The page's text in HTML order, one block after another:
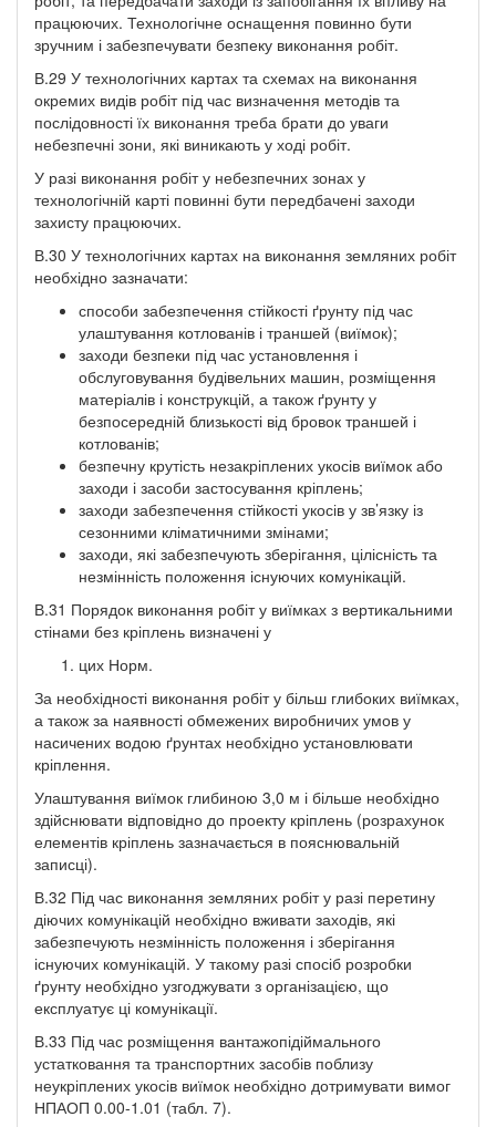
працюючих. Технологічне оснащення повинно бути
зручним і забезпечувати безпеку виконання робіт.
В.29 У технологічних картах та схемах на виконання
окремих видів робіт під час визначення методів та
послідовності їх виконання треба брати до уваги
небезпечні зони, які виникають у ході робіт.
У разі виконання робіт у небезпечних зонах у
технологічній карті повинні бути передбачені заходи
захисту працюючих.
В.30 У технологічних картах на виконання земляних робіт
необхідно зазначати:
способи забезпечення стійкості ґрунту під час
улаштування котлованів і траншей (виїмок);
заходи безпеки під час установлення і
обслуговування будівельних машин, розміщення
матеріалів і конструкцій, а також ґрунту у
безпосередній близькості від бровок траншей і
котлованів;
безпечну крутість незакріплених укосів виїмок або
заходи і засоби застосування кріплень;
заходи забезпечення стійкості укосів у зв’язку із
сезонними кліматичними змінами;
заходи, які забезпечують зберігання, цілісність та
незмінність положення існуючих комунікацій.
В.31 Порядок виконання робіт у виїмках з вертикальними
стінами без кріплень визначені у
цих Норм.
За необхідності виконання робіт у більш глибоких виїмках,
а також за наявності обмежених виробничих умов у
насичених водою ґрунтах необхідно установлювати
кріплення.
Улаштування виїмок глибиною 3,0 м і більше необхідно
здійснювати відповідно до проекту кріплень (розрахунок
елементів кріплень зазначається в пояснювальній
записці).
В.32 Під час виконання земляних робіт у разі перетину
діючих комунікацій необхідно вживати заходів, які
забезпечують незмінність положення і зберігання
існуючих комунікацій. У такому разі спосіб розробки
ґрунту необхідно узгоджувати з організацією, що
експлуатує ці комунікації.
В.33 Під час розміщення вантажопідіймального
устатковання та транспортних засобів поблизу
неукріплених укосів виїмок необхідно дотримувати вимог
НПАОП 0.00-1.01 (табл. 7).